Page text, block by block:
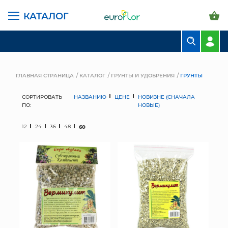
КАТАЛОГ
ГОРШКИ И КАШПО
ГРУНТЫ И УДОБРЕНИЯ
ПРЕДМЕТЫ ИНТЕРЬЕРА
ГЛАВНАЯ СТРАНИЦА КАТАЛОГ ГРУНТЫ И УДОБРЕНИЯ ГРУНТЫ
СОРТИРОВАТЬ
ПО:
НАЗВАНИЮ ЦЕНЕ
НОВИЗНЕ (СНАЧАЛА
НОВЫЕ)
12 24 36 48 60